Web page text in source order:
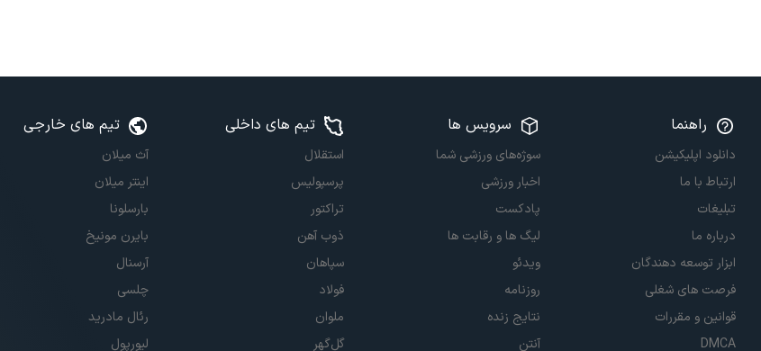
راهنما
دانلود اپلیکیشن
ارتباط با ما
تبلیغات
درباره ما
ابزار توسعه دهندگان
فرصت های شغلی
قوانین و مقررات
DMCA
سرویس ها
سوژه‌های ورزشی شما
اخبار ورزشی
پادکست
لیگ ها و رقابت ها
ویدئو
روزنامه
نتایج زنده
آنتن
تیم های داخلی
استقلال
پرسپولیس
تراکتور
ذوب آهن
سپاهان
فولاد
ملوان
گل‌گهر
تیم های خارجی
آث میلان
اینتر میلان
بارسلونا
بایرن مونیخ
آرسنال
چلسی
رئال مادرید
لیورپول